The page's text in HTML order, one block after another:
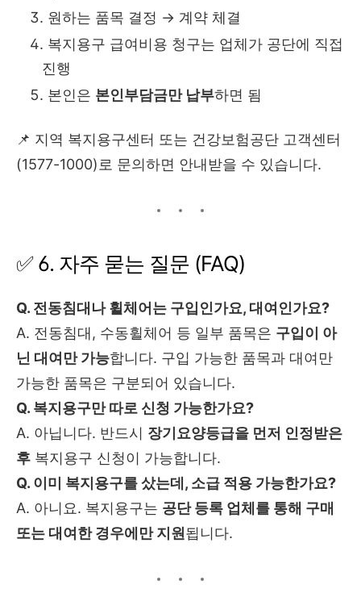
원하는 품목 결정 → 계약 체결
복지용구 급여비용 청구는 업체가 공단에 직접
진행
본인은 본인부담금만 납부하면 됨
📌 지역 복지용구센터 또는 건강보험공단 고객센터
(1577-1000)로 문의하면 안내받을 수 있습니다.
✅ 6. 자주 묻는 질문 (FAQ)
Q. 전동침대나 휠체어는 구입인가요, 대여인가요?
A. 전동침대, 수동휠체어 등 일부 품목은 구입이 아
닌 대여만 가능합니다. 구입 가능한 품목과 대여만
가능한 품목은 구분되어 있습니다.
Q. 복지용구만 따로 신청 가능한가요?
A. 아닙니다. 반드시 장기요양등급을 먼저 인정받은
후 복지용구 신청이 가능합니다.
Q. 이미 복지용구를 샀는데, 소급 적용 가능한가요?
A. 아니요. 복지용구는 공단 등록 업체를 통해 구매
또는 대여한 경우에만 지원됩니다.